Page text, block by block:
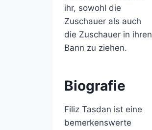
ihr, sowohl die
Zuschauer als auch
die Zuschauer in ihren
Bann zu ziehen.
Biografie
Filiz Tasdan ist eine
bemerkenswerte